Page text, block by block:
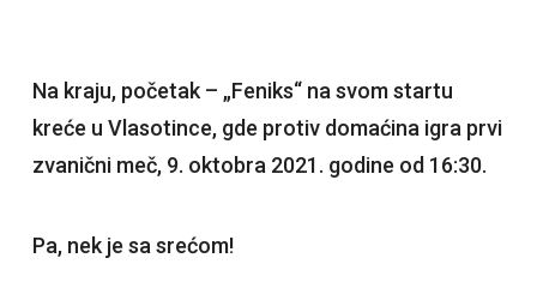
Na kraju, početak – „Feniks“ na svom startu
kreće u Vlasotince, gde protiv domaćina igra prvi
zvanični meč, 9. oktobra 2021. godine od 16:30.
Pa, nek je sa srećom!